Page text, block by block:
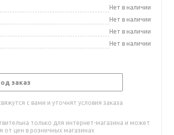
Нет в наличии
Нет в наличии
Нет в наличии
Нет в наличии
заказ
с вами и уточнят условия заказа
только для интернет-магазина и может
от цен в розничных магазинах